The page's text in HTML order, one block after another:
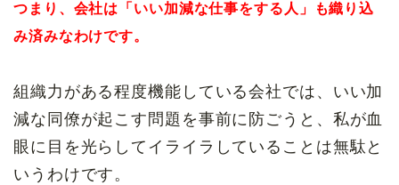
つまり、会社は「いい加減な仕事をする人」も織り込
み済みなわけです。
組織力がある程度機能している会社では、いい加
減な同僚が起こす問題を事前に防ごうと、私が血
眼に目を光らしてイライラしていることは無駄と
いうわけです。